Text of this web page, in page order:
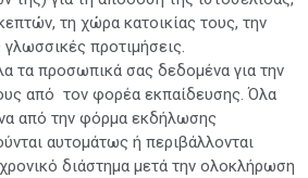
τη χώρα κατοικίας τους, την
γλωσσικές προτιμήσεις.
τα προσωπικά σας δεδομένα για την
από τον φορέα εκπαίδευσης. Όλα
από την φόρμα εκδήλωσης
αυτομάτως ή περιβάλλονται
διάστημα μετά την ολοκλήρωση